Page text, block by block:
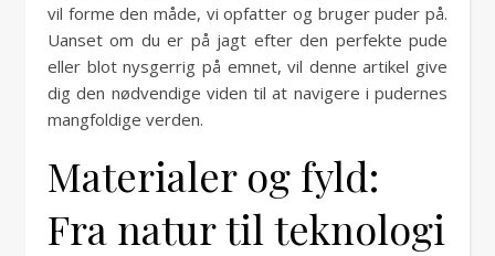
vil forme den måde, vi opfatter og bruger puder på.
Uanset om du er på jagt efter den perfekte pude
eller blot nysgerrig på emnet, vil denne artikel give
dig den nødvendige viden til at navigere i pudernes
mangfoldige verden.
Materialer og fyld:
Fra natur til teknologi